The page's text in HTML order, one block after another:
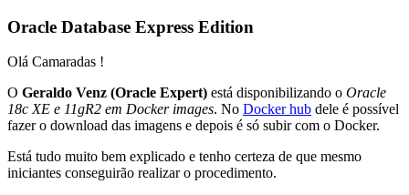
Oracle Database Express Edition
Olá Camaradas !
O Geraldo Venz (Oracle Expert) está disponibilizando o Oracle
18c XE e 11gR2 em Docker images. No Docker hub dele é possível
fazer o download das imagens e depois é só subir com o Docker.
Está tudo muito bem explicado e tenho certeza de que mesmo
iniciantes conseguirão realizar o procedimento.